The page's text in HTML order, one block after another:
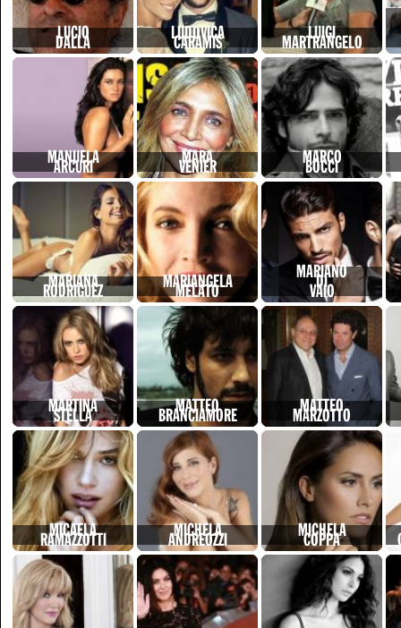
LUCIO
DALLA LUDOVICA
CARAMIS LUIGI
MARTRANGELO
MANUELA
ARCURI MARA
VENIER MARCO
BOCCI
MARIANA
RODRIGUEZ MARIANGELA
MELATO
MARIANO
DI
VAIO
MARTINA
STELLA MATTEO
BRANCIAMORE MATTEO
MARZOTTO
MICAELA
RAMAZZOTTI MICHELA
ANDREOZZI MICHELA
COPPA